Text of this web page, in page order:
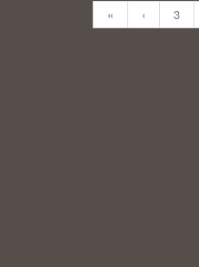
« ‹ 3